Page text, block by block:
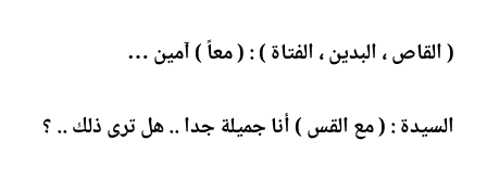
( القاص ، البدين ، الفتاة ) : ( معاً ) آمين …
السيدة : ( مع القس ) أنا جميلة جدا .. هل ترى ذلك .. ؟